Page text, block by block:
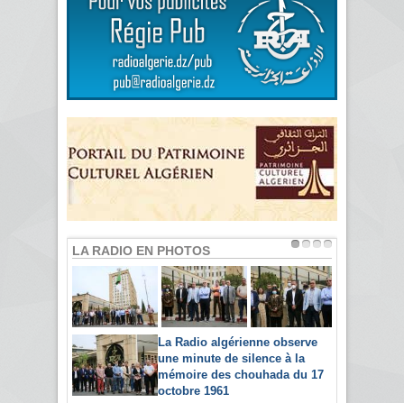
LA RADIO EN PHOTOS
La Radio algérienne observe
une minute de silence à la
mémoire des chouhada du 17
octobre 1961